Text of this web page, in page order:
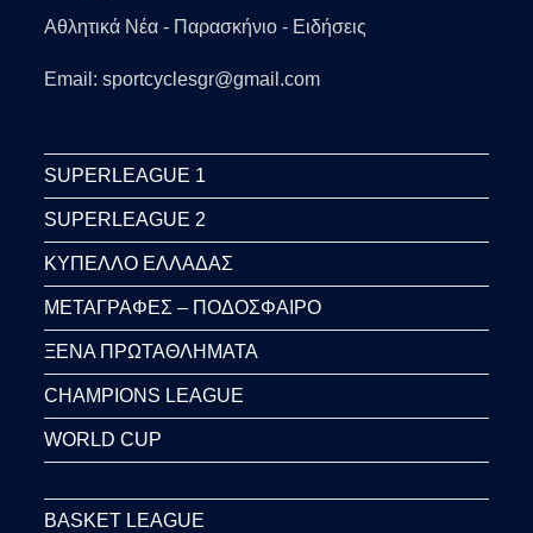
Αθλητικά Νέα - Παρασκήνιο - Ειδήσεις
Email: sportcyclesgr@gmail.com
SUPERLEAGUE 1
SUPERLEAGUE 2
ΚΥΠΕΛΛΟ ΕΛΛΑΔΑΣ
ΜΕΤΑΓΡΑΦΕΣ – ΠΟΔΟΣΦΑΙΡΟ
ΞΕΝΑ ΠΡΩΤΑΘΛΗΜΑΤΑ
CHAMPIONS LEAGUE
WORLD CUP
BASKET LEAGUE